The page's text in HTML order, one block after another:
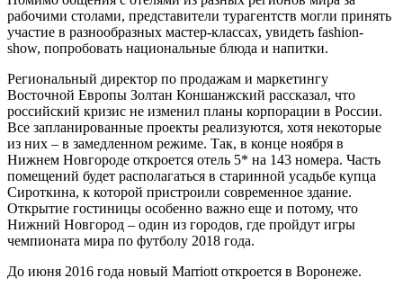
рабочими столами, представители турагентств могли принять
участие в разнообразных мастер-классах, увидеть fashion-
show, попробовать национальные блюда и напитки.
Региональный директор по продажам и маркетингу
Восточной Европы Золтан Коншанжский рассказал, что
российский кризис не изменил планы корпорации в России.
Все запланированные проекты реализуются, хотя некоторые
из них – в замедленном режиме. Так, в конце ноября в
Нижнем Новгороде откроется отель 5* на 143 номера. Часть
помещений будет располагаться в старинной усадьбе купца
Сироткина, к которой пристроили современное здание.
Открытие гостиницы особенно важно еще и потому, что
Нижний Новгород – один из городов, где пройдут игры
чемпионата мира по футболу 2018 года.
До июня 2016 года новый Marriott откроется в Воронеже.